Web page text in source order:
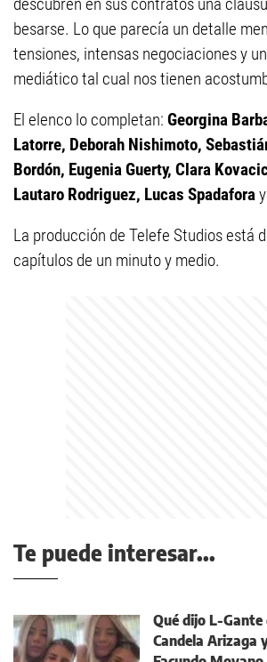
besarse. Lo que parecía un detalle
tensiones, intensas negociaciones y
mediático tal cual nos tienen
El elenco lo completan: Georgina
Latorre, Deborah Nishimoto,
Bordón, Eugenia Guerty, Clara
Lautaro Rodriguez, Lucas Spadaforay
La producción de Telefe Studios está
capítulos de un minuto y medio.
Te puede interesar...
Qué dijo L-Gante
Candela Arizaga